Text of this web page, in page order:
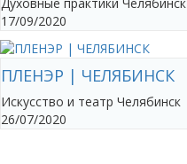
17/09/2020
ПЛЕНЭР | ЧЕЛЯБИНСК
Искусство и театр Челябинск
26/07/2020